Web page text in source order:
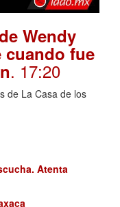
Wendy
cuando fue
. 17:20
de La Casa de los
Atenta